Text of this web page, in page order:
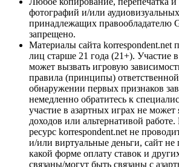
фотографий и/или
принадлежащих правообладателю
запрещено.
Материалы сайта korrespondent.net
лиц старше 21 года (21+). Участие
может вызвать игровую
правила (принципы)
обнаружении первых признаков
немедленно обратитесь к
участие в азартных играх не может
доходов или альтернативой
ресурс korrespondent.net не
и/или виртуальные деньги, сайт
какой форме оплату ставок и
связаны/могут быть связаны с